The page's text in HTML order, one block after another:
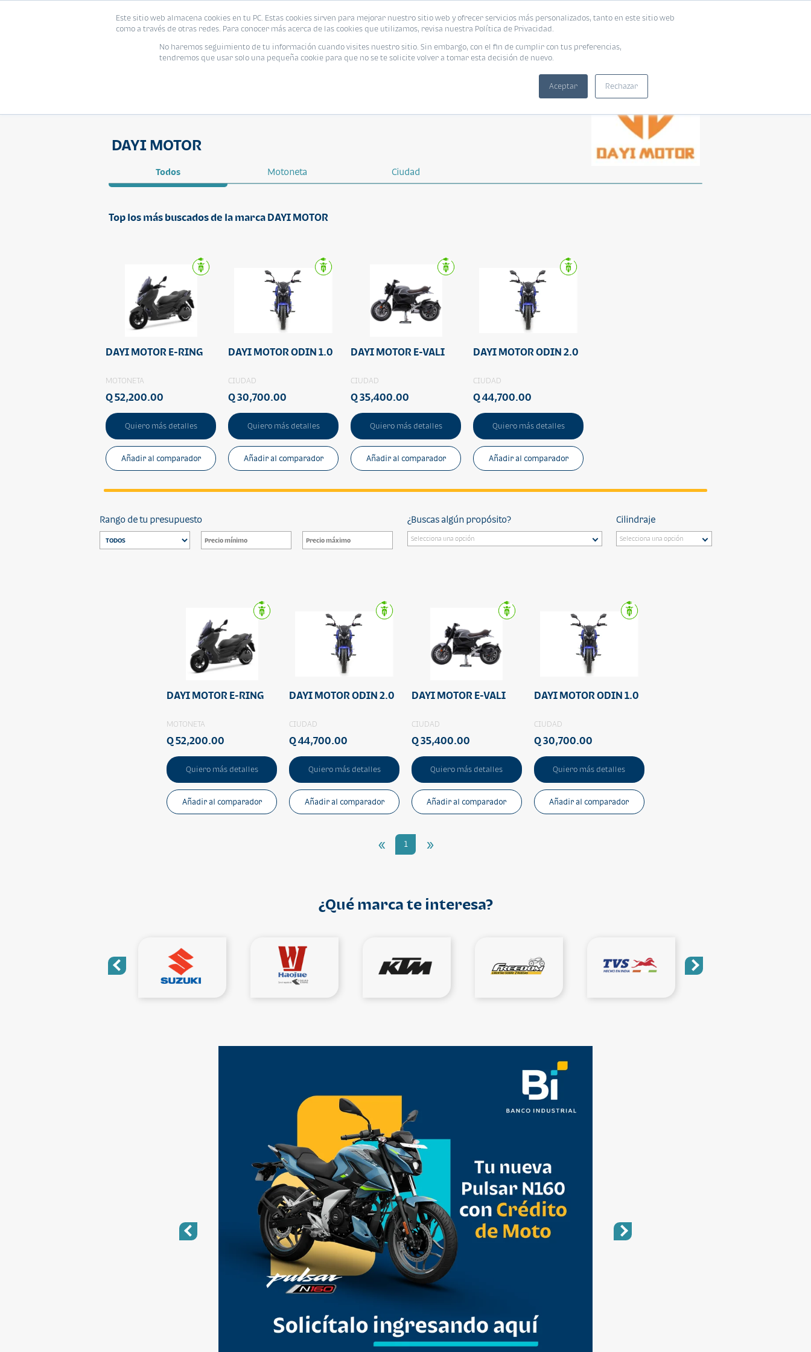
Este sitio web almacena cookies en tu PC. Estas cookies sirven para mejorar nuestro sitio web y ofrecer servicios más personalizados, tanto en este sitio web
como a través de otras redes. Para conocer más acerca de las cookies que utilizamos, revisa nuestra Política de Privacidad.
No haremos seguimiento de tu información cuando visites nuestro sitio. Sin embargo, con el fin de cumplir con tus preferencias,
tendremos que usar solo una pequeña cookie para que no se te solicite volver a tomar esta decisión de nuevo.
Aceptar Rechazar
DAYI MOTOR
Todos Motoneta Ciudad
Top los más buscados de la marca DAYI MOTOR
DAYI MOTOR E-RING
MOTONETA
Q 52,200.00
Quiero más detalles
Añadir al comparador
DAYI MOTOR ODIN 1.0
CIUDAD
Q 30,700.00
Quiero más detalles
Añadir al comparador
DAYI MOTOR E-VALI
CIUDAD
Q 35,400.00
Quiero más detalles
Añadir al comparador
DAYI MOTOR ODIN 2.0
CIUDAD
Q 44,700.00
Quiero más detalles
Añadir al comparador
Rango de tu presupuesto ¿Buscas algún propósito? Cilindraje
DAYI MOTOR E-RING
MOTONETA
Q 52,200.00
Quiero más detalles
Añadir al comparador
DAYI MOTOR ODIN 2.0
CIUDAD
Q 44,700.00
Quiero más detalles
Añadir al comparador
DAYI MOTOR E-VALI
CIUDAD
Q 35,400.00
Quiero más detalles
Añadir al comparador
DAYI MOTOR ODIN 1.0
CIUDAD
Q 30,700.00
Quiero más detalles
Añadir al comparador
« 1 »
¿Qué marca te interesa?